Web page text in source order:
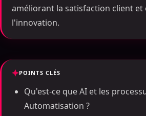
améliorant la satisfaction client et
l'innovation.
POINTS CLÉS
Qu'est-ce que AI et les
Automatisation ?